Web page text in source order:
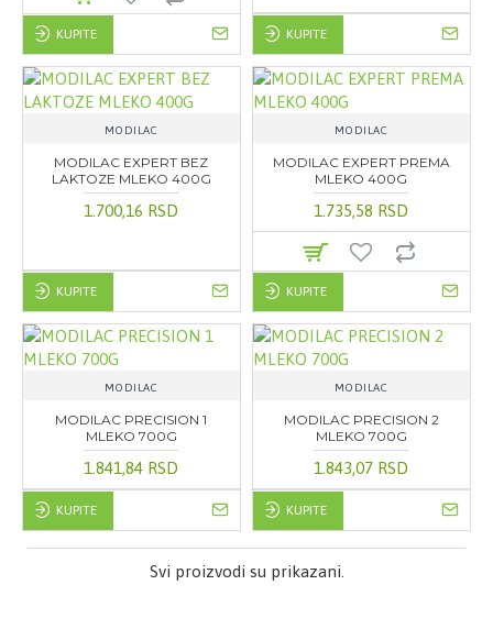
KUPITE KUPITE
MODILAC
MODILAC EXPERT BEZ
LAKTOZE MLEKO 400G
1.700,16 RSD
KUPITE
MODILAC
MODILAC EXPERT PREMA
MLEKO 400G
1.735,58 RSD
KUPITE
MODILAC
MODILAC PRECISION 1
MLEKO 700G
1.841,84 RSD
KUPITE
MODILAC
MODILAC PRECISION 2
MLEKO 700G
1.843,07 RSD
KUPITE
Svi proizvodi su prikazani.